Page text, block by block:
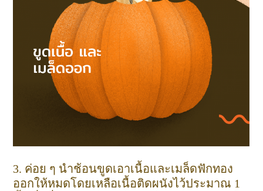
3. ค่อย ๆ นำช้อนขูดเอาเนื้อและเมล็ดฟักทอง
ออกให้หมดโดยเหลือเนื้อติดผนังไว้ประมาณ 1